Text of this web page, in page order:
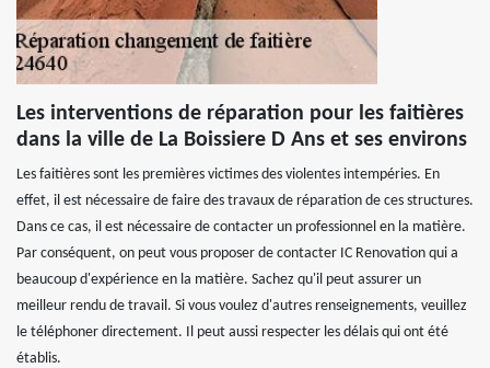
Les interventions de réparation pour les faitières
dans la ville de La Boissiere D Ans et ses environs
Les faitières sont les premières victimes des violentes intempéries. En
effet, il est nécessaire de faire des travaux de réparation de ces structures.
Dans ce cas, il est nécessaire de contacter un professionnel en la matière.
Par conséquent, on peut vous proposer de contacter IC Renovation qui a
beaucoup d'expérience en la matière. Sachez qu'il peut assurer un
meilleur rendu de travail. Si vous voulez d'autres renseignements, veuillez
le téléphoner directement. Il peut aussi respecter les délais qui ont été
établis.